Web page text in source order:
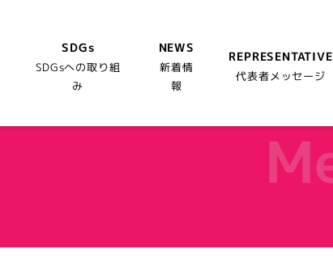
SDGs
SDGsへの取り組
み
NEWS
新着情
報
REPRESENTATIVE
代表者メッセージ